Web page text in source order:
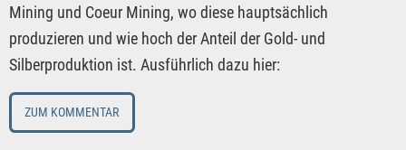
Mining und Coeur Mining, wo diese hauptsächlich
produzieren und wie hoch der Anteil der Gold- und
Silberproduktion ist. Ausführlich dazu hier:
ZUM KOMMENTAR